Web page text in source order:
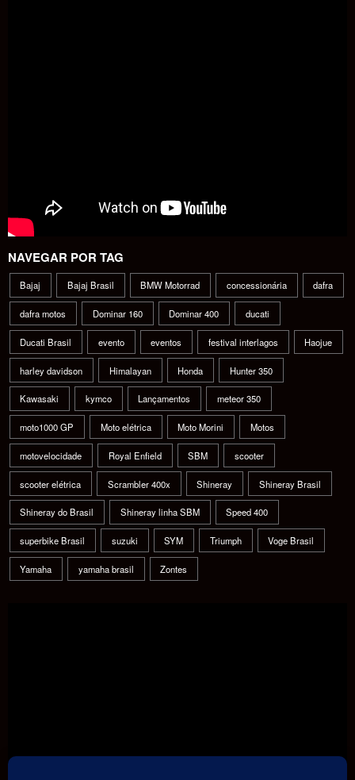
NAVEGAR POR TAG
Bajaj Bajaj Brasil BMW Motorrad concessionária dafra
dafra motos Dominar 160 Dominar 400 ducati
Ducati Brasil evento eventos festival interlagos Haojue
harley davidson Himalayan Honda Hunter 350
Kawasaki kymco Lançamentos meteor 350
moto1000 GP Moto elétrica Moto Morini Motos
motovelocidade Royal Enfield SBM scooter
scooter elétrica Scrambler 400x Shineray Shineray Brasil
Shineray do Brasil Shineray linha SBM Speed 400
superbike Brasil suzuki SYM Triumph Voge Brasil
Yamaha yamaha brasil Zontes